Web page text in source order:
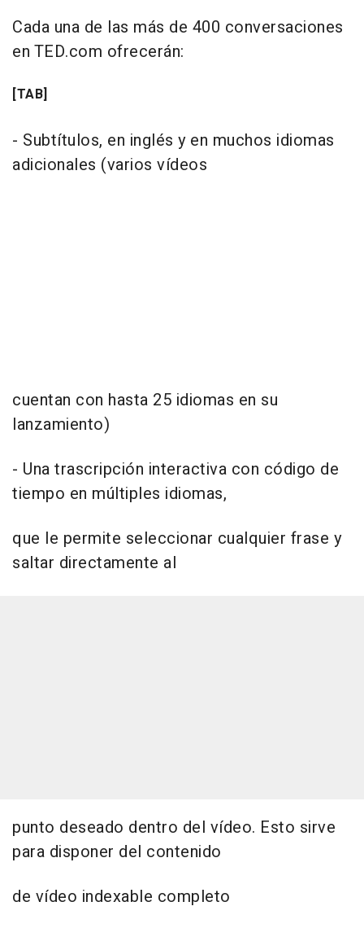
Cada una de las más de 400 conversaciones
en TED.com ofrecerán:
[TAB]
- Subtítulos, en inglés y en muchos idiomas
adicionales (varios vídeos
cuentan con hasta 25 idiomas en su
lanzamiento)
- Una trascripción interactiva con código de
tiempo en múltiples idiomas,
que le permite seleccionar cualquier frase y
saltar directamente al
punto deseado dentro del vídeo. Esto sirve
para disponer del contenido
de vídeo indexable completo